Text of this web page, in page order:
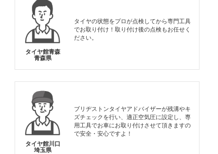
タイヤ館青森
青森県
タイヤの状態をプロが点検してから専門工具
でお取り付け！取り付け後の点検もお任せく
ださい。
タイヤ館川口
埼玉県
ブリヂストンタイヤアドバイザーが残溝やキ
ズチェックを行い、適正空気圧に設定し、専
用工具でお車にお取り付けさせて頂きますの
で安全・安心ですよ！